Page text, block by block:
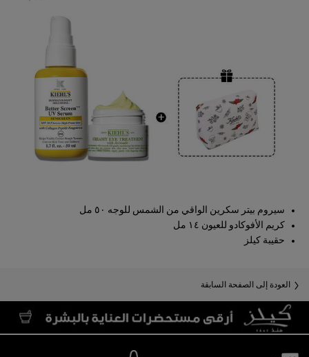
سيروم بيتر سكرين الواقي من الشمس للوجه ٥٠ مل
كريم الأفوكادو للعيون ١٤ مل
حقيبة كيلز​
العودة إلى الصفحة السابقة